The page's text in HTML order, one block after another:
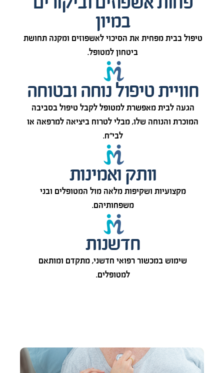
במיון
טיפול בבית מפחית את הסיכוי לאשפוזים ומקנה תחושת
ביטחון למטופל.
חוויית טיפול נוחה ובטוחה
הגעה לבית מאפשרת למטופל לקבל טיפול בסביבה
המוכרת והנוחה שלו, מבלי לטרוח ביציאה למרפאה או
לבי"ח.
וותק ואמינות
מקצועיות ושקיפות מלאה מול המטופלים ובני
משפחותיהם.
חדשנות
שימוש במכשור רפואי חדשני, מתקדם ומותאם
למטופלים.